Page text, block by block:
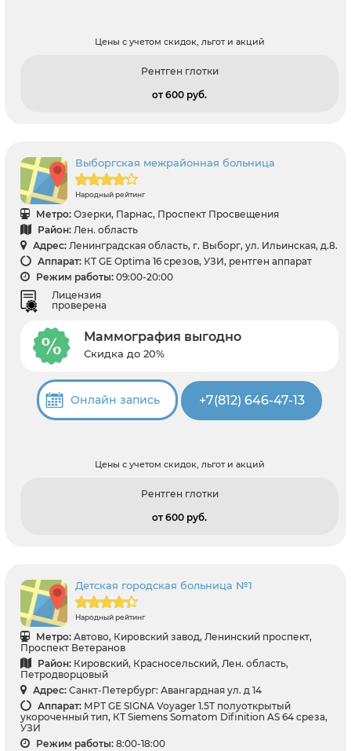
Цены с учетом скидок, льгот и акций
Рентген глотки
от 600 pуб.
Выборгская межрайонная больница
Народный рейтинг
Метро: Озерки, Парнас, Проспект Просвещения
Район: Лен. область
Адрес: Ленинградская область, г. Выборг, ул. Ильинская, д.8.
Аппарат: КТ GE Optima 16 срезов, УЗИ, рентген аппарат
Режим работы: 09:00-20:00
Лицензия
проверена
Маммография выгодно
Скидка до 20%
Онлайн запись +7(812) 646-47-13
Цены с учетом скидок, льгот и акций
Рентген глотки
от 600 pуб.
Детская городская больница №1
Народный рейтинг
Метро: Автово, Кировский завод, Ленинский проспект,
Проспект Ветеранов
Район: Кировский, Красносельский, Лен. область,
Петродворцовый
Адрес: Санкт-Петербург: Авангардная ул. д 14
Аппарат: МРТ GЕ SIGNA Voyager 1.5Т полуоткрытый
укороченный тип, КТ Siemens Somatom Difinition AS 64 среза,
УЗИ
Режим работы: 8:00-18:00